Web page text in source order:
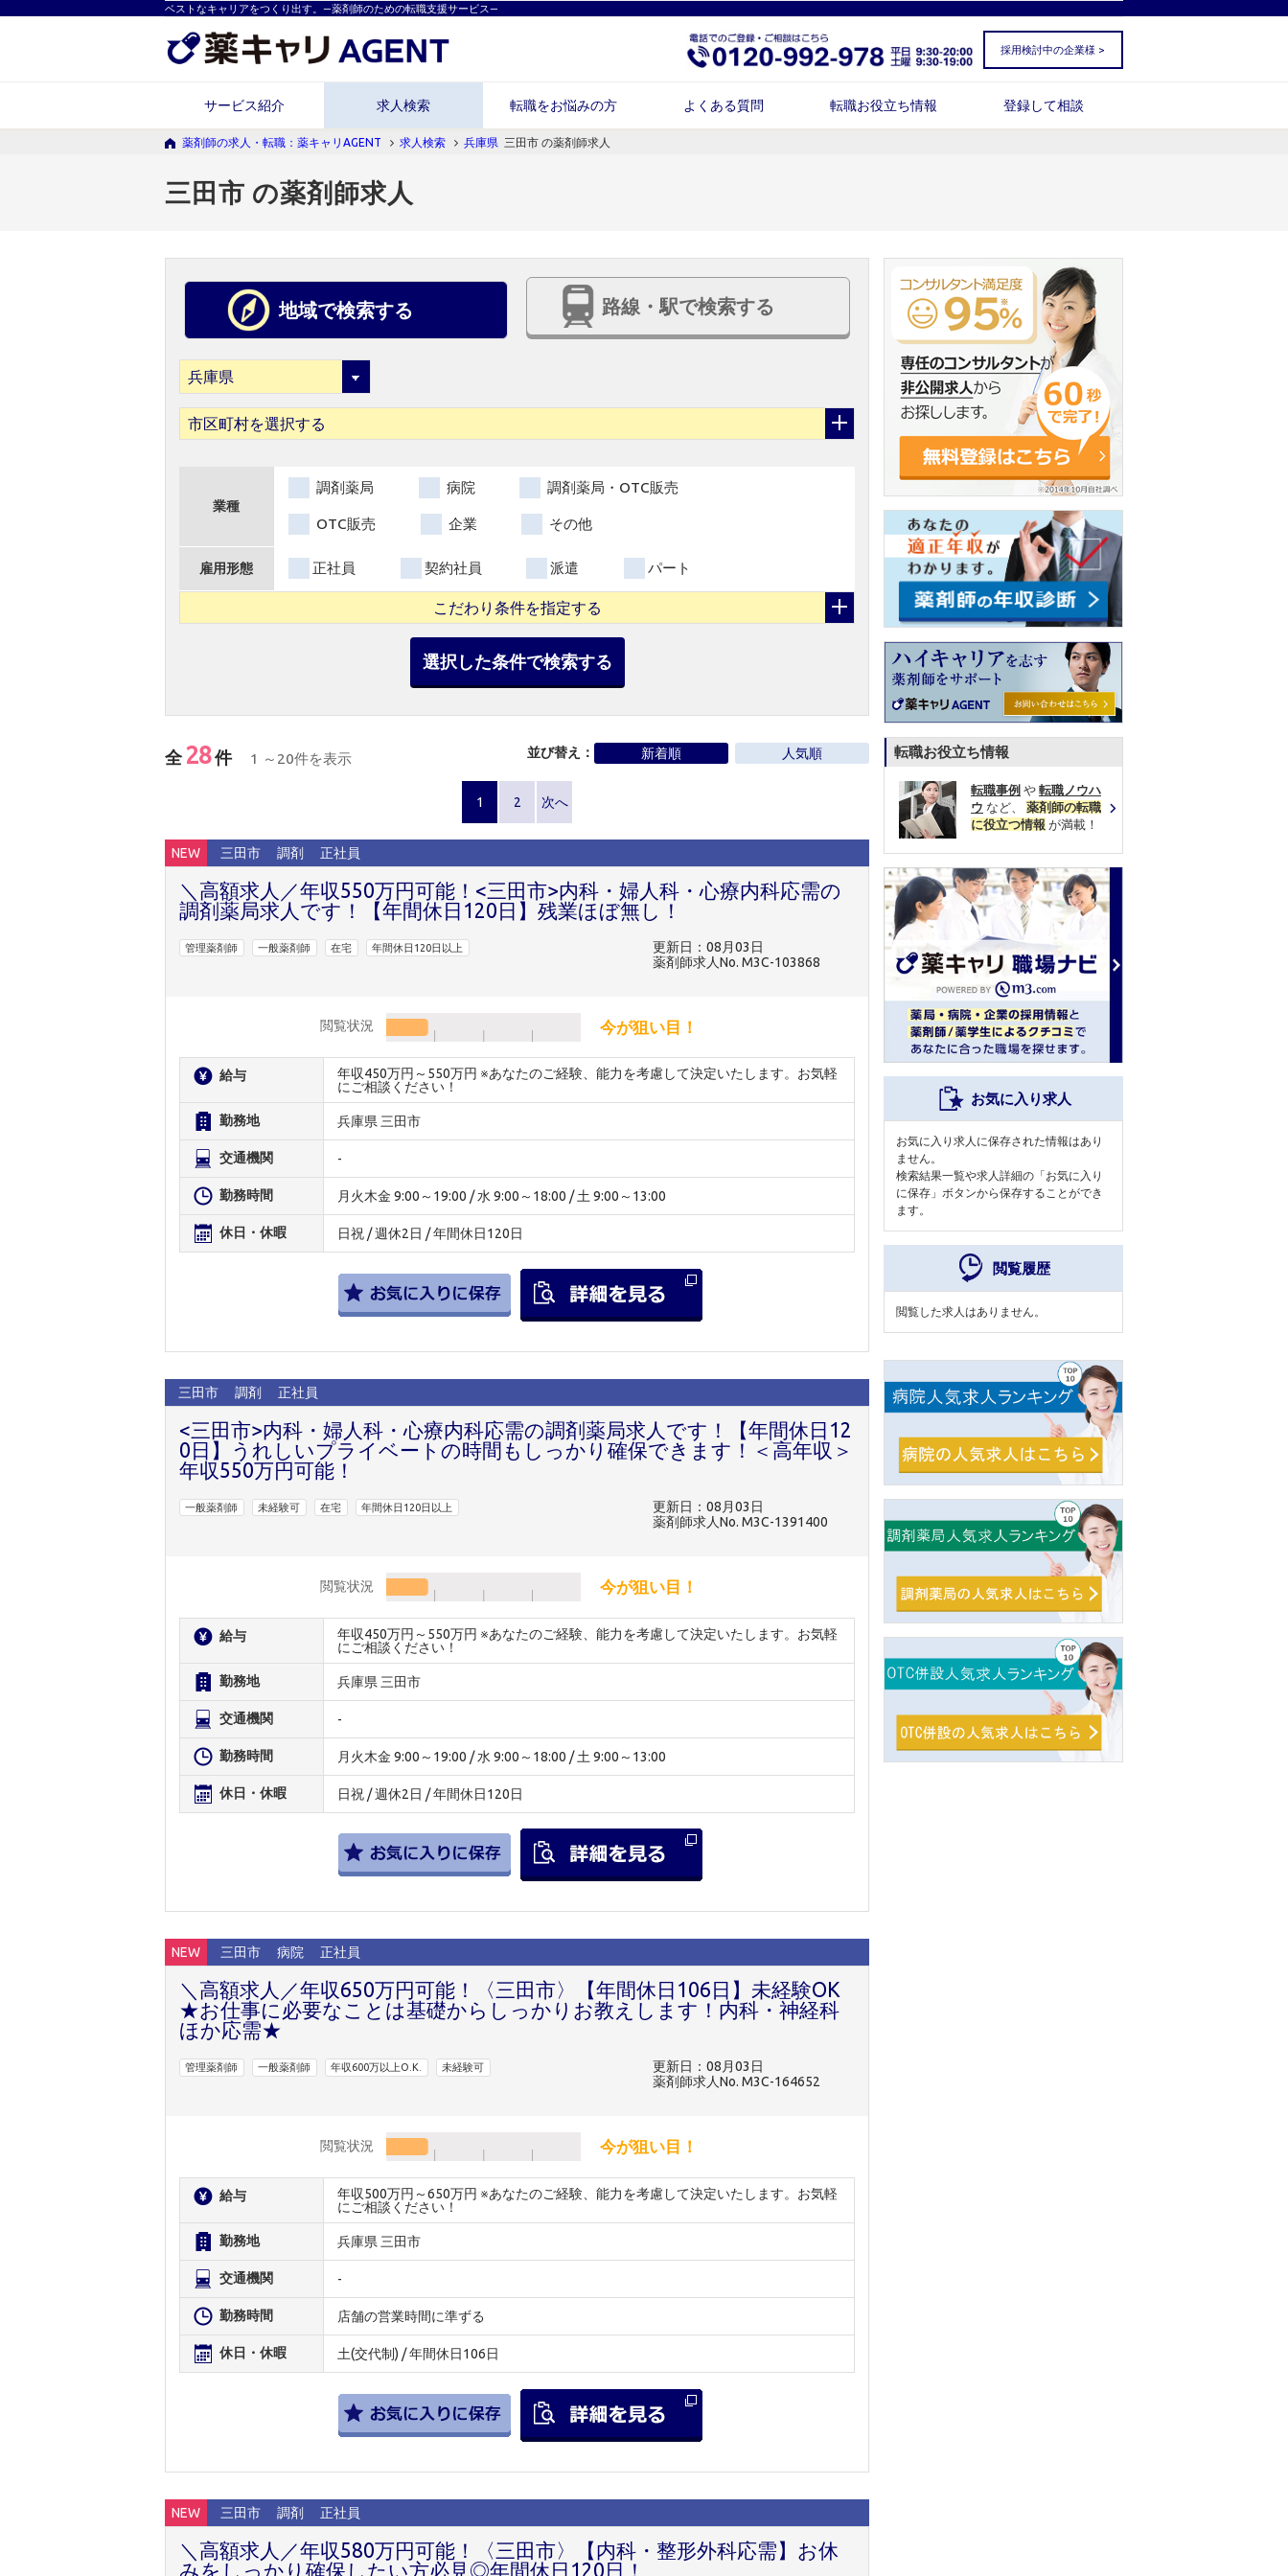
ベストなキャリアをつくり出す。―薬剤師のための転職支援サービス―
採用検討中の企業様 >
サービス紹介 求人検索 転職をお悩みの方 よくある質問 転職お役立ち情報 登録して相談
薬剤師の求人・転職：薬キャリAGENT 求人検索 兵庫県 三田市 の薬剤師求人
三田市 の薬剤師求人
地域で検索する 路線・駅で検索する
市区町村を選択する
業種
調剤薬局 病院 調剤薬局・OTC販売
OTC販売 企業 その他
雇用形態 正社員 契約社員 派遣 パート
こだわり条件を指定する
選択した条件で検索する
全 28件 1 ～20件を表示 並び替え： 新着順 人気順
1 2 次へ
NEW 三田市 調剤 正社員
＼高額求人／年収550万円可能！<三田市>内科・婦人科・心療内科応需の
調剤薬局求人です！【年間休日120日】残業ほぼ無し！
管理薬剤師 一般薬剤師 在宅 年間休日120日以上
更新日：08月03日
薬剤師求人No. M3C-103868
閲覧状況 今が狙い目！
給与
年収450万円～550万円 ※あなたのご経験、能力を考慮して決定いたします。お気軽
にご相談ください！
勤務地 兵庫県 三田市
交通機関 -
勤務時間 月火木金 9:00～19:00 / 水 9:00～18:00 / 土 9:00～13:00
休日・休暇 日祝 / 週休2日 / 年間休日120日
三田市 調剤 正社員
<三田市>内科・婦人科・心療内科応需の調剤薬局求人です！【年間休日12
0日】うれしいプライベートの時間もしっかり確保できます！＜高年収＞
年収550万円可能！
一般薬剤師 未経験可 在宅 年間休日120日以上
更新日：08月03日
薬剤師求人No. M3C-1391400
閲覧状況 今が狙い目！
給与
年収450万円～550万円 ※あなたのご経験、能力を考慮して決定いたします。お気軽
にご相談ください！
勤務地 兵庫県 三田市
交通機関 -
勤務時間 月火木金 9:00～19:00 / 水 9:00～18:00 / 土 9:00～13:00
休日・休暇 日祝 / 週休2日 / 年間休日120日
NEW 三田市 病院 正社員
＼高額求人／年収650万円可能！〈三田市〉【年間休日106日】未経験OK
★お仕事に必要なことは基礎からしっかりお教えします！内科・神経科
ほか応需★
管理薬剤師 一般薬剤師 年収600万以上O.K. 未経験可
更新日：08月03日
薬剤師求人No. M3C-164652
閲覧状況 今が狙い目！
給与
年収500万円～650万円 ※あなたのご経験、能力を考慮して決定いたします。お気軽
にご相談ください！
勤務地 兵庫県 三田市
交通機関 -
勤務時間 店舗の営業時間に準ずる
休日・休暇 土(交代制) / 年間休日106日
NEW 三田市 調剤 正社員
＼高額求人／年収580万円可能！〈三田市〉【内科・整形外科応需】お休
みをしっかり確保したい方必見◎年間休日120日！
転職お役立ち情報
転職事例 や 転職ノウハ
ウ など、 薬剤師の転職
に役立つ情報 が満載！
お気に入り求人
お気に入り求人に保存された情報はあり
ません。
検索結果一覧や求人詳細の「お気に入り
に保存」ボタンから保存することができ
ます。
閲覧履歴
閲覧した求人はありません。